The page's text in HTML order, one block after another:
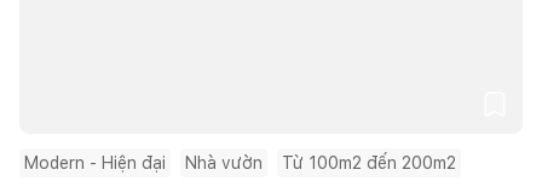
Modern - Hiện đại Nhà vườn Từ 100m2 đến 200m2